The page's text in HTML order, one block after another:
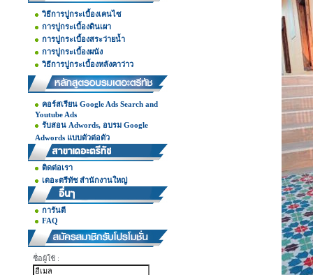
วิธีการปูกระเบื้องเคนไซ
การปูกระเบื้องดินเผา
การปูกระเบื้องสระว่ายน้ำ
การปูกระเบื้องผนัง
วิธีการปูกระเบื้องหลังคาว่าว
คอร์สเรียน Google Ads Search and
Youtube Ads
รับสอน Adwords, อบรม Google
Adwords แบบตัวต่อตัว
ติดต่อเรา
เดอะตรีทัช สำนักงานใหญ่
การันตี
FAQ
ชื่อผู้ใช้ :